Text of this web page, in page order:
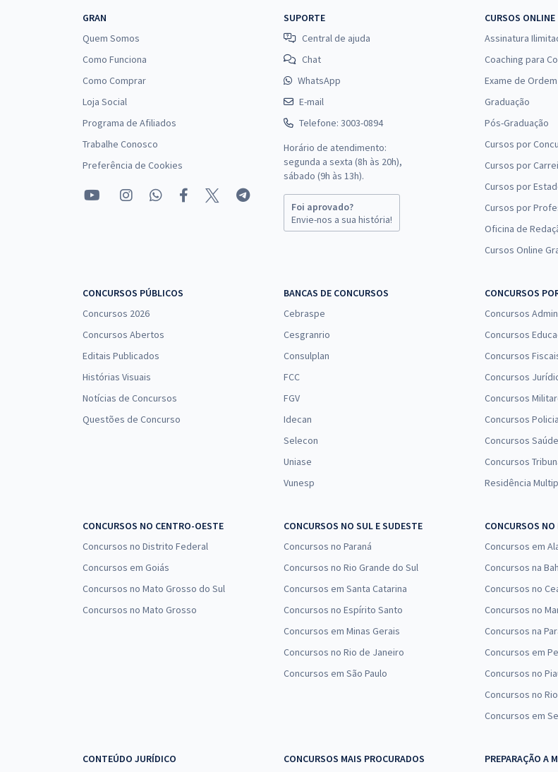
GRAN
Quem Somos
Como Funciona
Como Comprar
Loja Social
Programa de Afiliados
Trabalhe Conosco
Preferência de Cookies
SUPORTE
Central de ajuda
Chat
WhatsApp
E-mail
Telefone: 3003-0894
Horário de atendimento:
segunda a sexta (8h às 20h),
sábado (9h às 13h).
Foi aprovado?
Envie-nos a sua história!
CURSOS ONLINE
Assinatura
Coaching para
Exame de Ordem
Graduação
Pós-Graduação
Cursos por
Cursos por
Cursos por
Cursos por
Oficina de
Cursos Online
CONCURSOS PÚBLICOS
Concursos 2026
Concursos Abertos
Editais Publicados
Histórias Visuais
Notícias de Concursos
Questões de Concurso
BANCAS DE CONCURSOS
Cebraspe
Cesgranrio
Consulplan
FCC
FGV
Idecan
Selecon
Uniase
Vunesp
CONCURSOS
Concursos
Concursos
Concursos
Concursos
Concursos
Concursos
Concursos Saúde
Concursos
Residência
CONCURSOS NO CENTRO-OESTE
Concursos no Distrito Federal
Concursos em Goiás
Concursos no Mato Grosso do Sul
Concursos no Mato Grosso
CONCURSOS NO SUL E SUDESTE
Concursos no Paraná
Concursos no Rio Grande do Sul
Concursos em Santa Catarina
Concursos no Espírito Santo
Concursos em Minas Gerais
Concursos no Rio de Janeiro
Concursos em São Paulo
CONCURSOS
Concursos em
Concursos na
Concursos no
Concursos no
Concursos na
Concursos em
Concursos no
Concursos no
Concursos em
CONTEÚDO JURÍDICO
CONCURSOS MAIS PROCURADOS
PREPARAÇÃO A